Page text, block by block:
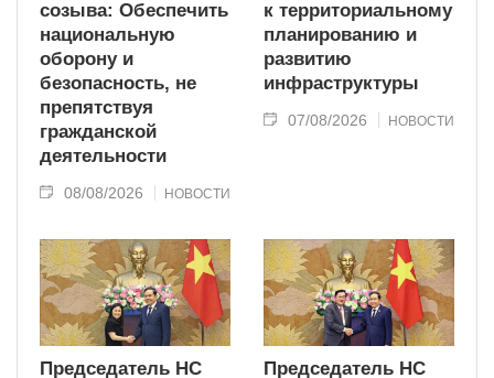
созыва: Обеспечить
национальную
оборону и
безопасность, не
препятствуя
гражданской
деятельности
08/08/2026 НОВОСТИ
к территориальному
планированию и
развитию
инфраструктуры
07/08/2026 НОВОСТИ
Председатель НС
Председатель НС